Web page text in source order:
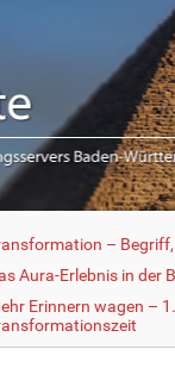
–
Aura-Erlebnis in der
Erinnern wagen –